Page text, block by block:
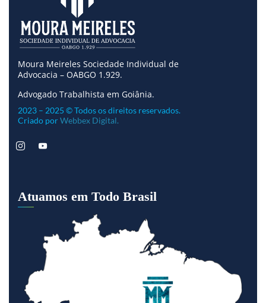
Moura Meireles Sociedade Individual de
Advocacia – OABGO 1.929.
Advogado Trabalhista em Goiânia.
2023 – 2025 © Todos os direitos reservados.
Criado porWebbex Digital.
Atuamos em Todo Brasil